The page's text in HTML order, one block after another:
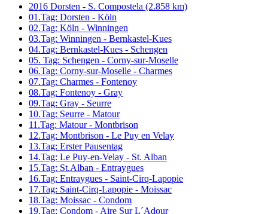
2016 Dorsten - S. Compostela (2.858 km)
01.Tag: Dorsten - Köln
02.Tag: Köln - Winningen
03.Tag: Winningen - Bernkastel-Kues
04.Tag: Bernkastel-Kues - Schengen
05. Tag: Schengen - Corny-sur-Moselle
06.Tag: Corny-sur-Moselle - Charmes
07.Tag: Charmes - Fontenoy
08.Tag: Fontenoy - Gray
09.Tag: Gray - Seurre
10.Tag: Seurre - Matour
11.Tag: Matour - Montbrison
12.Tag: Montbrison - Le Puy en Velay
13.Tag: Erster Pausentag
14.Tag: Le Puy-en-Velay - St. Alban
15.Tag: St.Alban - Entraygues
16.Tag: Entraygues - Saint-Cirq-Lapopie
17.Tag: Saint-Cirq-Lapopie - Moissac
18.Tag: Moissac - Condom
19.Tag: Condom - Aire Sur L´Adour